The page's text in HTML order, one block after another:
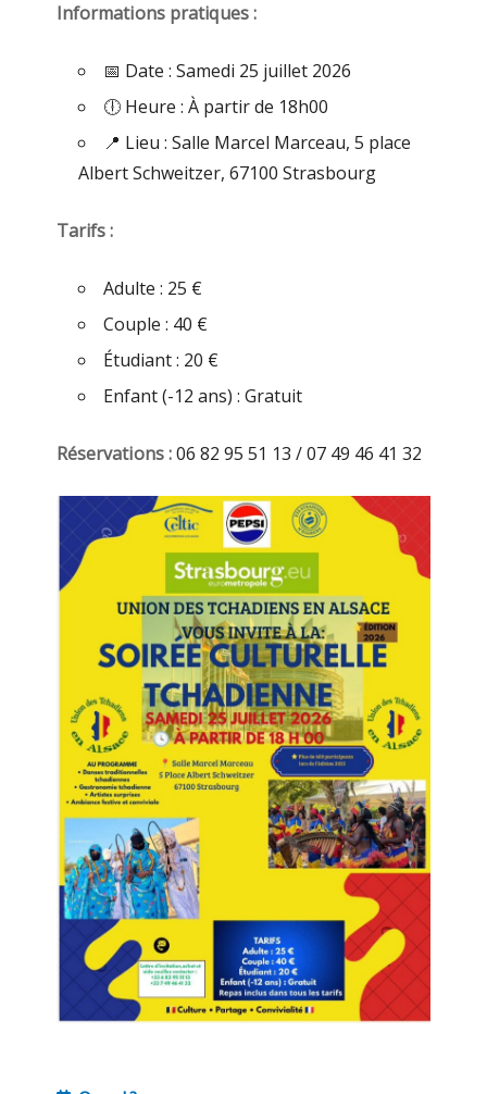
Informations pratiques :
📅 Date : Samedi 25 juillet 2026
🕕 Heure : À partir de 18h00
📍 Lieu : Salle Marcel Marceau, 5 place
Albert Schweitzer, 67100 Strasbourg
Tarifs :
Adulte : 25 €
Couple : 40 €
Étudiant : 20 €
Enfant (-12 ans) : Gratuit
Réservations :06 82 95 51 13 / 07 49 46 41 32